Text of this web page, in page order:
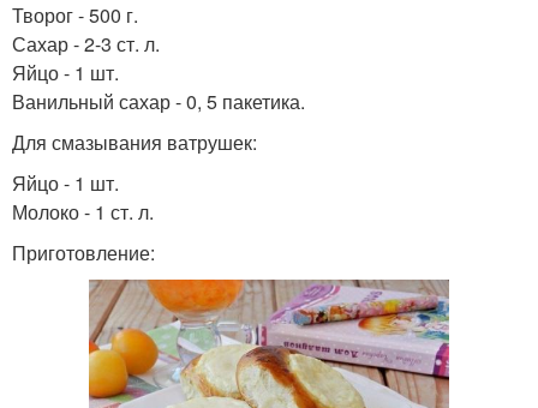
Творог - 500 г.
Сахар - 2-3 ст. л.
Яйцо - 1 шт.
Ванильный сахар - 0, 5 пакетика.
Для смазывания ватрушек:
Яйцо - 1 шт.
Молоко - 1 ст. л.
Приготовление: